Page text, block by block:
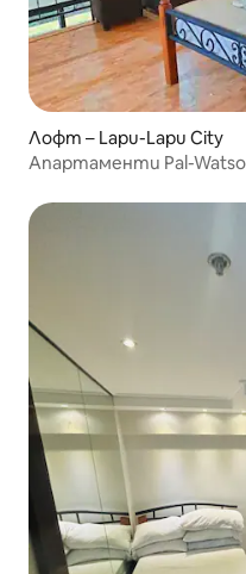
Лофт – Lapu-Lapu City
Апартаменти Pal-